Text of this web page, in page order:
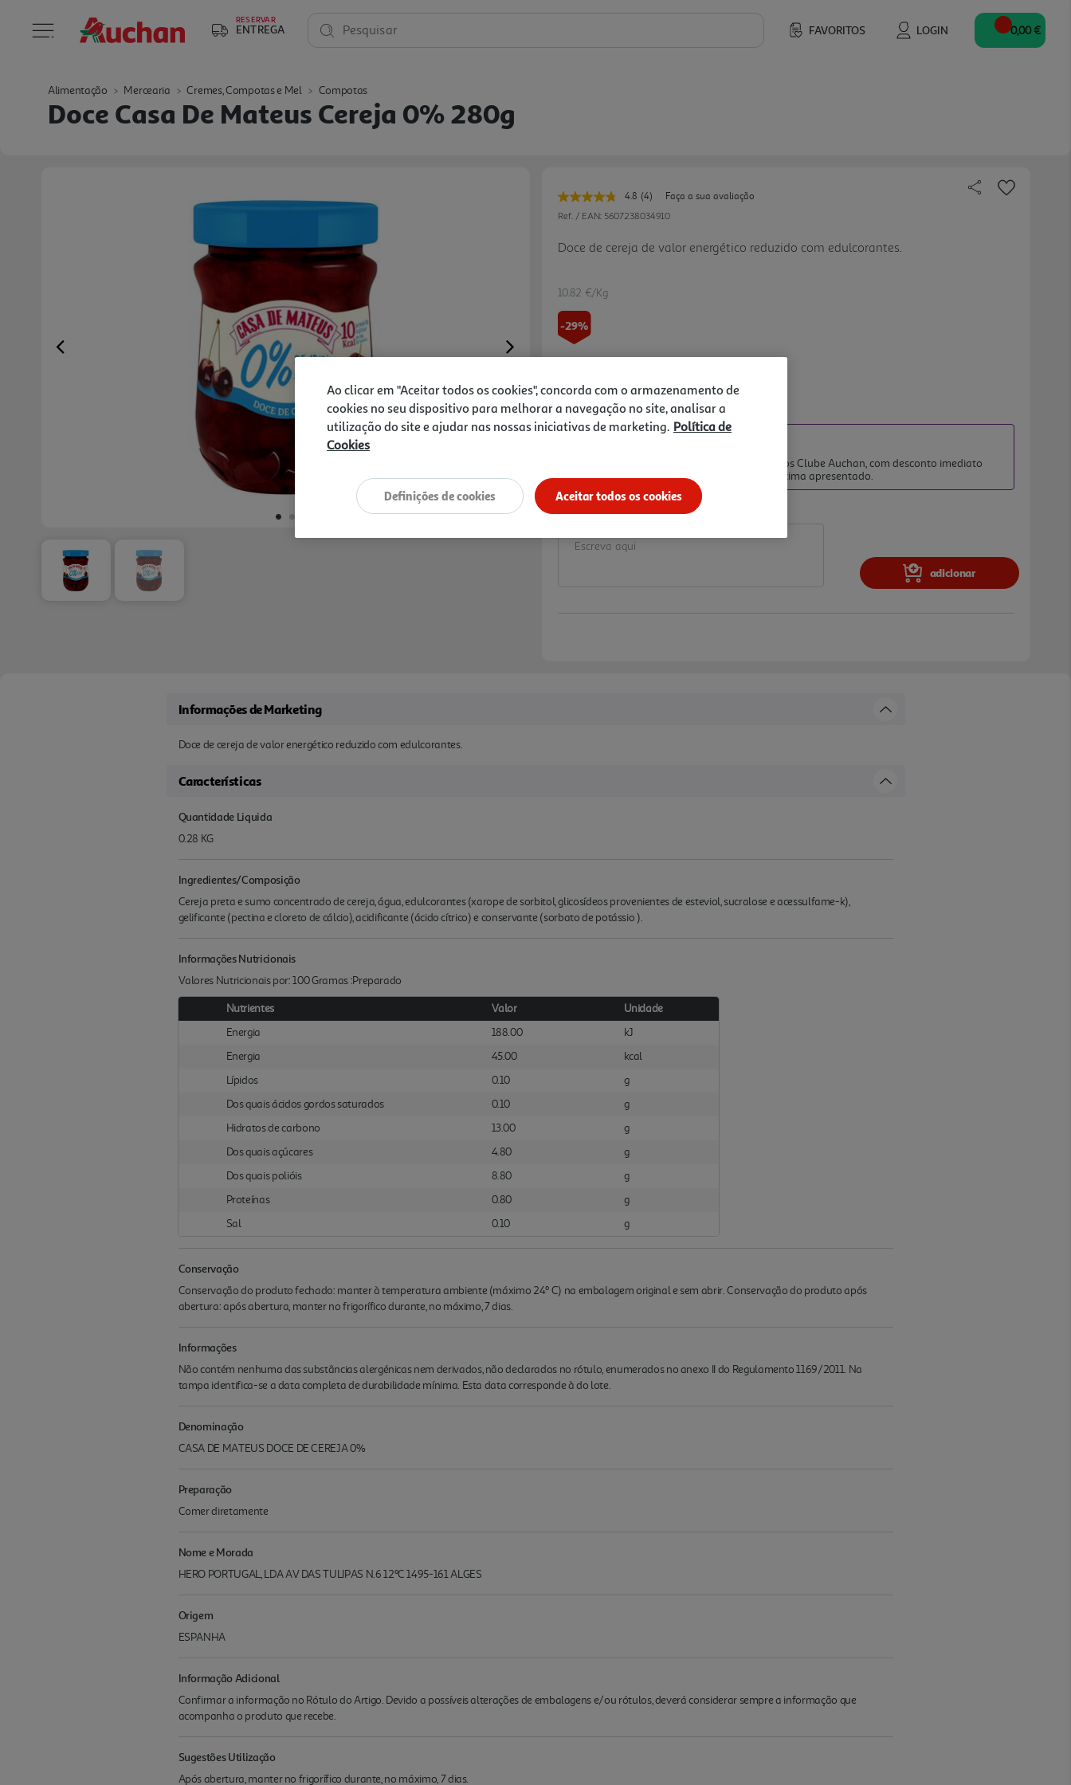
RESERVAR
ENTREGA FAVORITOS LOGIN
Pesquisar 0,00 €
Alimentação Mercearia Cremes, Compotas e Mel Compotas
Doce Casa De Mateus Cereja 0% 280g
Previous Next
4.8 Leu
4
Link
para
(4)
Faça a sua avaliação
Ref. / EAN: 5607238034910
Doce de cereja de valor energético reduzido com edulcorantes.
10.82 €/Kg
-29%
Price reduced from
to
3,03 €
de 5/8/2026 a 18/8/2026
PREÇO ESPECIAL CLUBE AUCHAN
Preço exclusivo para clientes membros Clube Auchan, com desconto imediato
aplicado já refletido no preço final acima apresentado.
adicionar
Informações de Marketing
Doce de cereja de valor energético reduzido com edulcorantes.
Características
Quantidade Liquida
0.28 KG
Ingredientes/Composição
Cereja preta e sumo concentrado de cereja, água, edulcorantes (xarope de sorbitol, glicosídeos provenientes de esteviol, sucralose e acessulfame-k),
gelificante (pectina e cloreto de cálcio), acidificante (ácido cítrico) e conservante (sorbato de potássio ).
Informações Nutricionais
Valores Nutricionais por: 100 Gramas :Preparado
Nutrientes Valor
Unidade
Energia
188.00
kJ
Energia
45.00
kcal
Lípidos
0.10
g
Dos quais ácidos gordos saturados
0.10
g
Hidratos de carbono
13.00
g
Dos quais açúcares
4.80
g
Dos quais polióis
8.80
g
Proteínas
0.80
g
Sal
0.10 g
Conservação
Conservação do produto fechado: manter à temperatura ambiente (máximo 24º C) na embalagem original e sem abrir. Conservação do produto após
abertura: após abertura, manter no frigorífico durante, no máximo, 7 dias.
Informações
Não contém nenhuma das substâncias alergénicas nem derivados, não declarados no rótulo, enumerados no anexo II do Regulamento 1169/2011. Na
tampa identifica-se a data completa de durabilidade mínima. Esta data corresponde à do lote.
Denominação
CASA DE MATEUS DOCE DE CEREJA 0%
Preparação
Comer diretamente
Nome e Morada
HERO PORTUGAL, LDA AV DAS TULIPAS N.6 12ºC 1495-161 ALGES
Origem
ESPANHA
Informação Adicional
Confirmar a informação no Rótulo do Artigo. Devido a possíveis alterações de embalagens e/ou rótulos, deverá considerar sempre a informação que
acompanha o produto que recebe.
Sugestões Utilização
Após abertura, manter no frigorífico durante, no máximo, 7 dias.
Ao clicar em "Aceitar todos os cookies", concorda com o armazenamento de
cookies no seu dispositivo para melhorar a navegação no site, analisar a
utilização do site e ajudar nas nossas iniciativas de marketing. Política de
Cookies
Aceitar todos os cookies
Definições de cookies